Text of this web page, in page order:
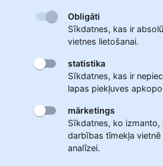
Obligāti
Sīkdatnes, kas ir
vietnes lietošanai.
statistika
Sīkdatnes, kas ir
lapas piekļuves
mārketings
Sīkdatnes, ko izmanto,
darbības tīmekļa vietnē
analīzei.